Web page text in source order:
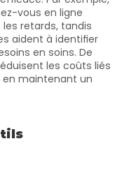
vous en ligne
retards, tandis
aident à identifier
en soins. De
les coûts liés
maintenant un